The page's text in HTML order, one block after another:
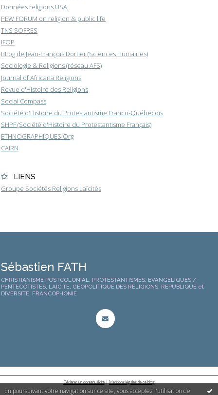
En poursuivant votre navigation sur ce site, vous acceptez l'utilisation de
Données religions USA
PEW FORUM on religion & public life
TNS SOFRES
IFOP
BLog de Jean-François Dortier (Sciences Humaines)
Sociologie & Religions (réseau AFS)
Journal of Africana Religions
Revue d'Histoire des Religions
Social Compass
Société d'Histoire du Protestantisme Franco-Québécois
SHPF (Société d'Histoire du Protestantisme Français)
ETHNOGRAPHIQUES.Org
CAIRN
LIENS
Groupe Sociétés Religions Laïcités
Sébastien FATH
CHRISTIANISME POSTCOLONIAL, PROTESTANTISMES, EVANGELIQUES /
PENTECÔTISTES, LAICITE, GEOPOLITIQUE DES RELIGIONS, REPUBLIQUE et
DIVERSITE, FRANCOPHONIE
Déclarer un contenu illicite|Mentions légales de ce blog